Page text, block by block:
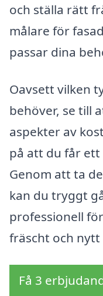
och ställa rätt
målare för
passar dina
Oavsett vilken
behöver, se till
aspekter av
på att du får
Genom att ta
kan du tryggt
professionell
fräscht och nytt
Få 3